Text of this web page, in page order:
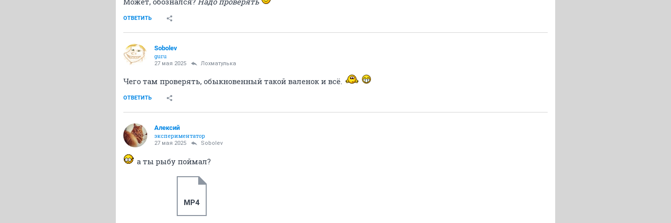
ОТВЕТИТЬ
Sоbоlev
guru
27 мая 2025 Лохматулька
Чего там проверять, обыкновенный такой валенок и всё.
ОТВЕТИТЬ
Алексий
экспериментатор
27 мая 2025 Sоbоlev
а ты рыбу поймал?
MP4